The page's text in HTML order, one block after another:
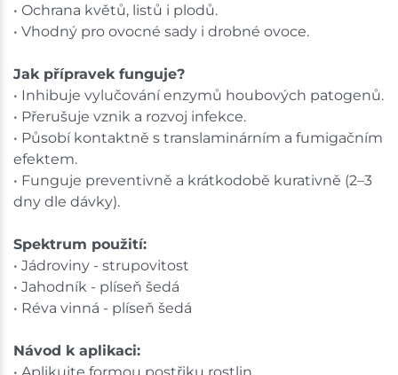
• Ochrana květů, listů i plodů.
• Vhodný pro ovocné sady i drobné ovoce.
Jak přípravek funguje?
• Inhibuje vylučování enzymů houbových patogenů.
• Přerušuje vznik a rozvoj infekce.
• Působí kontaktně s translaminárním a fumigačním
efektem.
• Funguje preventivně a krátkodobě kurativně (2–3
dny dle dávky).
Spektrum použití:
• Jádroviny - strupovitost
• Jahodník - plíseň šedá
• Réva vinná - plíseň šedá
Návod k aplikaci: